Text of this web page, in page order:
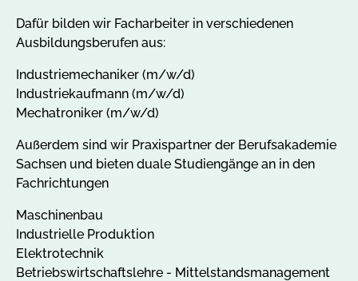
Dafür bilden wir Facharbeiter in verschiedenen
Ausbildungsberufen aus:
Industriemechaniker (m/w/d)
Industriekaufmann (m/w/d)
Mechatroniker (m/w/d)
Außerdem sind wir Praxispartner der Berufsakademie
Sachsen und bieten duale Studiengänge an in den
Fachrichtungen
Maschinenbau
Industrielle Produktion
Elektrotechnik
Betriebswirtschaftslehre - Mittelstandsmanagement